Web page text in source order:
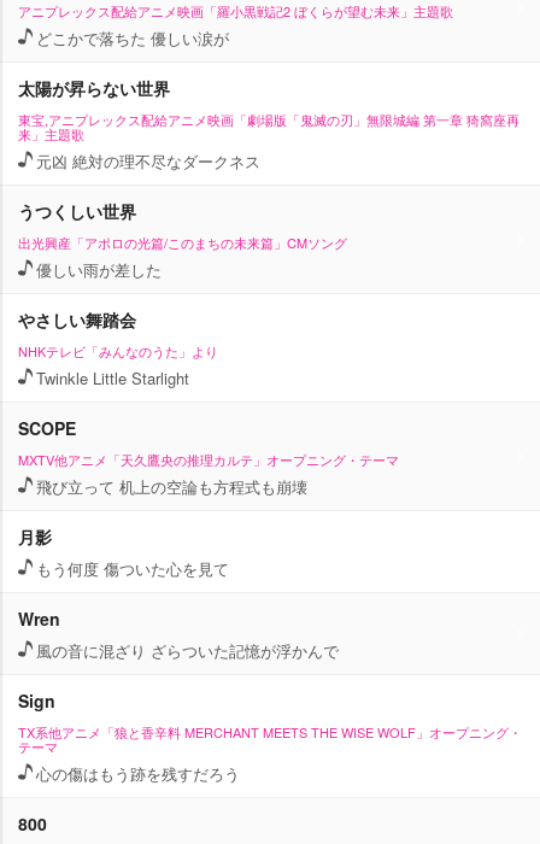
アニプレックス配給アニメ映画「羅小黒戦記2 ぼくらが望む未来」主題歌
どこかで落ちた 優しい涙が
太陽が昇らない世界
東宝,アニプレックス配給アニメ映画「劇場版「鬼滅の刃」無限城編 第一章 猗窩座再
来」主題歌
元凶 絶対の理不尽なダークネス
うつくしい世界
出光興産「アポロの光篇/このまちの未来篇」CMソング
優しい雨が差した
さしい舞踏会
NHKテレビ「みんなのうた」より
Twinkle Little Starlight
SCOPE
MXTV他アニメ「天久鷹央の推理カルテ」オープニング・テーマ
飛び立って 机上の空論も方程式も崩壊
月影
もう何度 傷ついた心を見て
Wren
風の音に混ざり ざらついた記憶が浮かんで
Sign
TX系他アニメ「狼と香辛料 MERCHANT MEETS THE WISE WOLF」オープニング・
テーマ
心の傷はもう跡を残すだろう
800